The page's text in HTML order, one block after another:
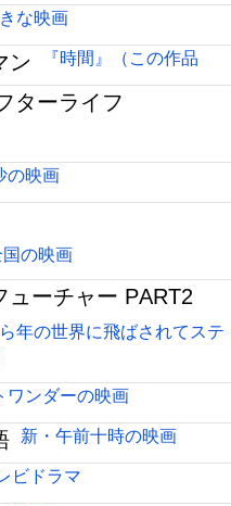
な映画
ン 『時間』（この作品
ターライフ
の映画
の映画
ューチャー PART2
年の世界に飛ばされてステ
ワンダーの映画
新・午前十時の映画
ビドラマ